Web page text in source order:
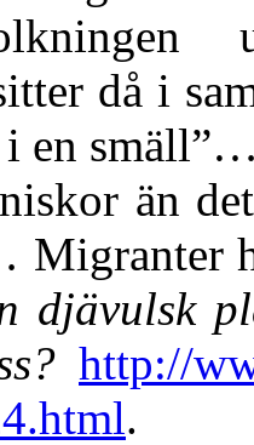
då i
en
än
Migranter
djävulsk
http://
.